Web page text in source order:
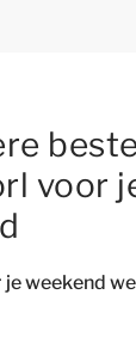
voor
weekend